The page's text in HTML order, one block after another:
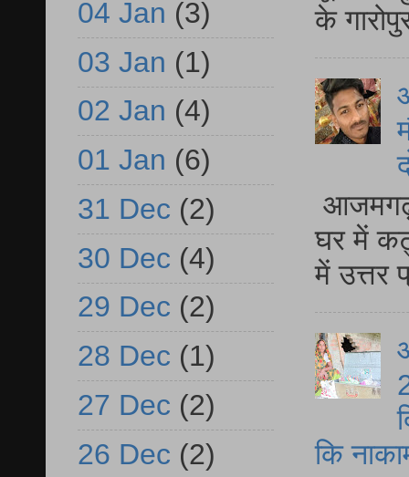
के
घर में
में
कि
04 Jan (3)
03 Jan (1)
02 Jan (4)
01 Jan (6)
31 Dec (2)
30 Dec (4)
29 Dec (2)
28 Dec (1)
27 Dec (2)
26 Dec (2)